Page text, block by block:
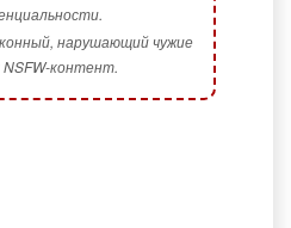
нарушающий чужие
NSFW-контент.